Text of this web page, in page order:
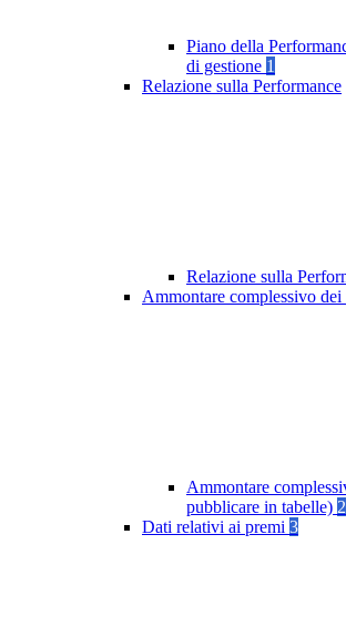
Piano della
di gestione 1
Relazione sulla Performance
Relazione sulla
Ammontare complessivo dei
Ammontare
pubblicare in tabelle) 2
Dati relativi ai premi 3